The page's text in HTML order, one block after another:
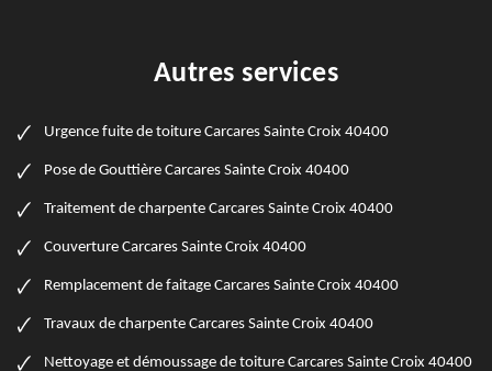
Autres services
Urgence fuite de toiture Carcares Sainte Croix 40400
Pose de Gouttière Carcares Sainte Croix 40400
Traitement de charpente Carcares Sainte Croix 40400
Couverture Carcares Sainte Croix 40400
Remplacement de faitage Carcares Sainte Croix 40400
Travaux de charpente Carcares Sainte Croix 40400
Nettoyage et démoussage de toiture Carcares Sainte Croix 40400